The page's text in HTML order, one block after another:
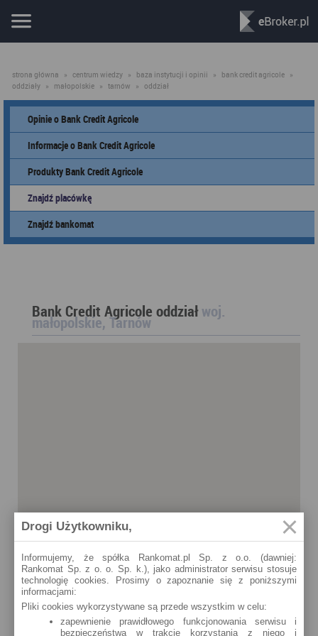
strona główna » centrum wiedzy » baza instytucji i opinii » bank credit agricole »
oddziały » małopolskie » tarnów » oddział
Opinie o Bank Credit Agricole
Informacje o Bank Credit Agricole
Produkty Bank Credit Agricole
Znajdź placówkę
Znajdź bankomat
Bank Credit Agricole oddziałwoj.
małopolskie, Tarnów
Drogi Użytkowniku,
Informujemy, że spółka Rankomat.pl Sp. z o.o. (dawniej:
Rankomat Sp. z o. o. Sp. k.), jako administrator serwisu stosuje
technologię cookies. Prosimy o zapoznanie się z poniższymi
informacjami:
Pliki cookies wykorzystywane są przede wszystkim w celu:
zapewnienie prawidłowego funkcjonowania serwisu i
bezpieczeństwa w trakcie korzystania z niego i